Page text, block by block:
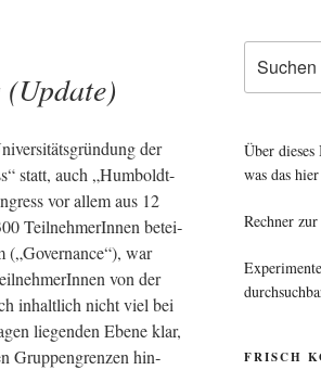
der
statt, auch „Hum­boldt-
vor allem aus 12
Teil­neh­me­rIn­nen betei­
war
von der
inhalt­lich nicht viel bei
lie­gen­den Ebe­ne klar,
Grup­pen­gren­zen hin­
Suche
nach:
Über
was das
Rechner
FRISCH